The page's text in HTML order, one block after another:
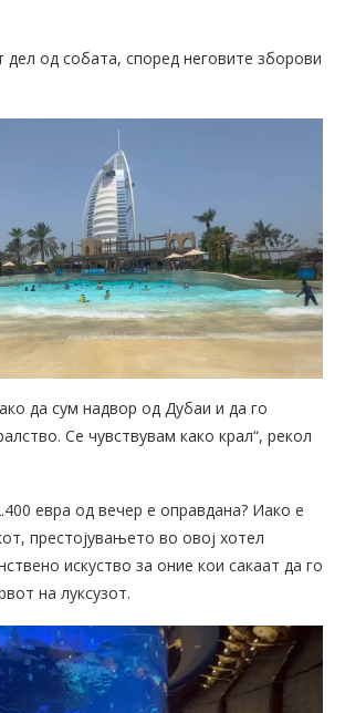
дел од собата, според неговите зборови
да сум надвор од Дубаи и да го
Се чувствувам како крал“, рекол
евра од вечер е оправдана? Иако е
престојувањето во овој хотел
искуство за оние кои сакаат да го
на луксузот.